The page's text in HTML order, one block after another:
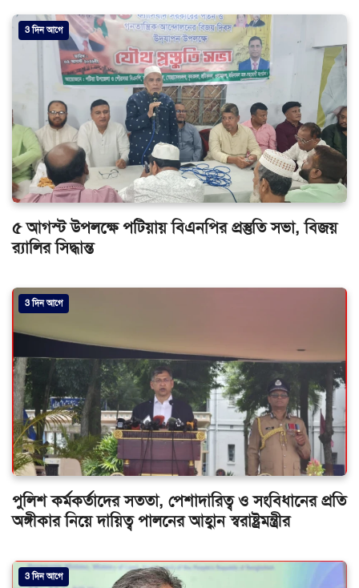
3 দিন আগে
৫ আগস্ট উপলক্ষে পটিয়ায় বিএনপির প্রস্তুতি সভা, বিজয়
র‌্যালির সিদ্ধান্ত
3 দিন আগে
পুলিশ কর্মকর্তাদের সততা, পেশাদারিত্ব ও সংবিধানের প্রতি
অঙ্গীকার নিয়ে দায়িত্ব পালনের আহ্বান স্বরাষ্ট্রমন্ত্রীর
3 দিন আগে